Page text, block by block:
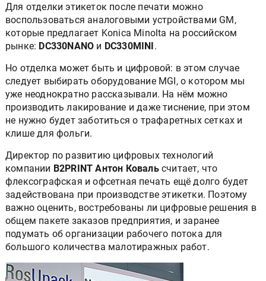
Для отделки этикеток после печати можно
воспользоваться аналоговыми устройствами GM,
которые предлагает Konica Minolta на российском
рынке: DC330NANO и DC330MINI.
Но отделка может быть и цифровой: в этом случае
следует выбирать оборудование MGI, о котором мы
уже неоднократно рассказывали. На нём можно
производить лакирование и даже тиснение, при этом
не нужно будет заботиться о трафаретных сетках и
клише для фольги.
Директор по развитию цифровых технологий
компании B2PRINT Антон Ковальсчитает, что
флексографская и офсетная печать ещё долго будет
задействована при производстве этикетки. Поэтому
важно оценить, востребованы ли цифровые решения в
общем пакете заказов предприятия, и заранее
подумать об организации рабочего потока для
большого количества малотиражных работ.